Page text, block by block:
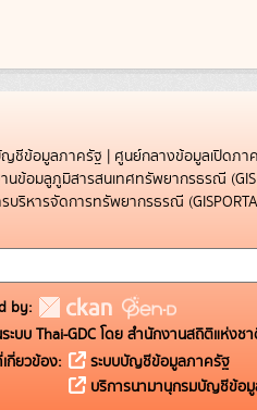
ญชีข้อมูลภาครัฐ | ศูนย์กลางข้อมูลเปิดภา
นข้อมลูภูมิสารสนเทศทรัพยากรธรณี (GIS
บริหารจัดการทรัพยากรธรณี
by:
ะบบ Thai-GDC โดย สำนักงานสถิติแห่งช
เกี่ยวข้อง:
ระบบบัญชีข้อมูลภาครัฐ
บริการนามานุกรมบัญชีข้อ